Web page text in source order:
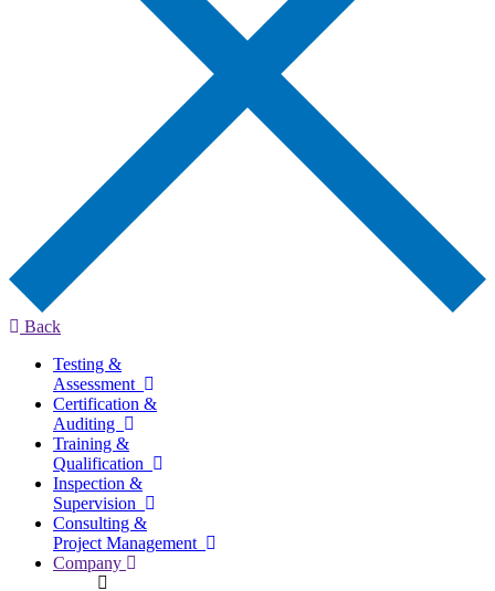
Back
Testing &
Assessment
Certification &
Auditing
Training &
Qualification
Inspection &
Supervision
Consulting &
Project Management
Company